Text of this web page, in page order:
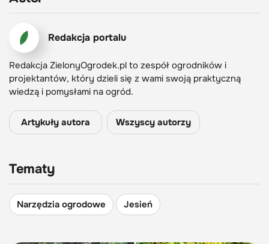
Redakcja portalu
Redakcja ZielonyOgrodek.pl to zespół ogrodników i
projektantów, który dzieli się z wami swoją praktyczną
wiedzą i pomysłami na ogród.
Artykuły autora Wszyscy autorzy
Tematy
Narzędzia ogrodowe Jesień